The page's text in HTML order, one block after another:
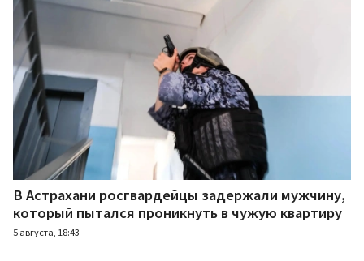
В Астрахани росгвардейцы задержали мужчину,
который пытался проникнуть в чужую квартиру
5 августа, 18:43